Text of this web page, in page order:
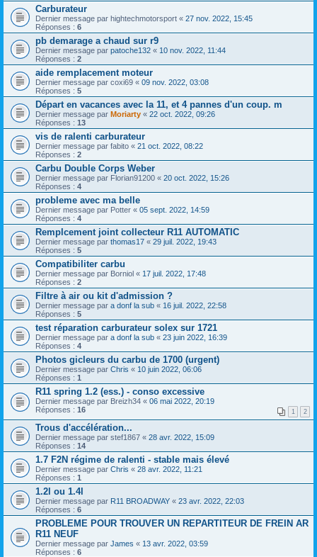
Carburateur
Dernier message par hightechmotorsport « 27 nov. 2022, 15:45
Réponses : 6
pb demarage a chaud sur r9
Dernier message par patoche132 « 10 nov. 2022, 11:44
Réponses : 2
aide remplacement moteur
Dernier message par coxi69 « 09 nov. 2022, 03:08
Réponses : 5
Départ en vacances avec la 11, et 4 pannes d'un coup. m
Dernier message par Moriarty « 22 oct. 2022, 09:26
Réponses : 13
vis de ralenti carburateur
Dernier message par fabito « 21 oct. 2022, 08:22
Réponses : 2
Carbu Double Corps Weber
Dernier message par Florian91200 « 20 oct. 2022, 15:26
Réponses : 4
probleme avec ma belle
Dernier message par Potter « 05 sept. 2022, 14:59
Réponses : 4
Remplcement joint collecteur R11 AUTOMATIC
Dernier message par thomas17 « 29 juil. 2022, 19:43
Réponses : 5
Compatibiliter carbu
Dernier message par Borniol « 17 juil. 2022, 17:48
Réponses : 2
Filtre à air ou kit d'admission ?
Dernier message par a donf la sub « 16 juil. 2022, 22:58
Réponses : 5
test réparation carburateur solex sur 1721
Dernier message par a donf la sub « 23 juin 2022, 16:39
Réponses : 4
Photos gicleurs du carbu de 1700 (urgent)
Dernier message par Chris « 10 juin 2022, 06:06
Réponses : 1
R11 spring 1.2 (ess.) - conso excessive
Dernier message par Breizh34 « 06 mai 2022, 20:19
Réponses : 16 1 2
Trous d'accélération...
Dernier message par stef1867 « 28 avr. 2022, 15:09
Réponses : 14
1.7 F2N régime de ralenti - stable mais élevé
Dernier message par Chris « 28 avr. 2022, 11:21
Réponses : 1
1.2l ou 1.4l
Dernier message par R11 BROADWAY « 23 avr. 2022, 22:03
Réponses : 6
PROBLEME POUR TROUVER UN REPARTITEUR DE FREIN AR
R11 NEUF
Dernier message par James « 13 avr. 2022, 03:59
Réponses : 6